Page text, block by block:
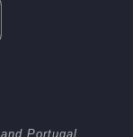
Portugal.